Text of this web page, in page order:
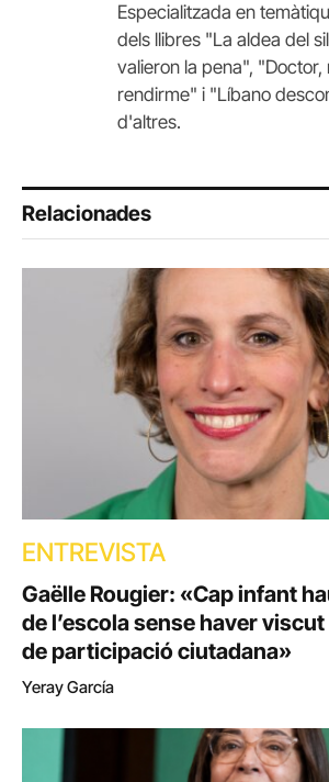
Especialitzada en
dels llibres "La aldea del
valieron la pena", "Doctor,
rendirme" i "Líbano
d'altres.
Relacionades
ENTREVISTA
Gaëlle Rougier: «Cap infant
de l’escola sense haver
de participació ciutadana»
Yeray García